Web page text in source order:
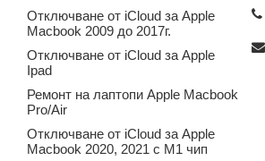
Отключване от iCloud за Apple
Macbook 2009 до 2017г.
Отключване от iCloud за Apple
Ipad
Ремонт на лаптопи Apple Macbook
Pro/Air
Отключване от iCloud за Apple
Macbook 2020, 2021 с M1 чип